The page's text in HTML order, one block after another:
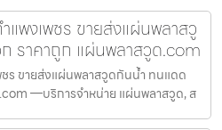
แพงเพชร ขายส่งแผ่นพลาสวู
ราคาถูก แผ่นพลาสวูด.com
ร ขายส่งแผ่นพลาสวูดกันน้ำ ทนแดด
—บริการจำหน่าย แผ่นพลาสวูด, ส